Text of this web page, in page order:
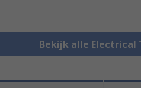
Bekijk alle Electrical